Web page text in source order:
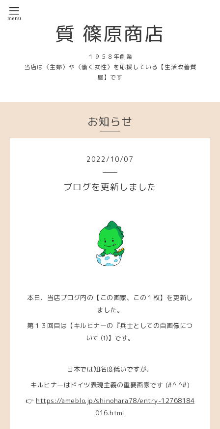
質 篠原商店
１９５８年創業
当店は〈主婦〉や〈働く女性〉を応援している【生活改善質
屋】です
お知らせ
2022/ 10/07
ブログを更新しました
本日、当店ブログ内の【この画家、この１枚】を更新し
ました。
第１３回目は【キルヒナーの『兵士としての自画像につ
いて ⑴】 です。
日本では知名度低いですが、
キルヒナーはドイツ表現主義の重要画家です (#^.^#)
👉 https://ameblo.jp/shinohara78/entry-12768184
016.html